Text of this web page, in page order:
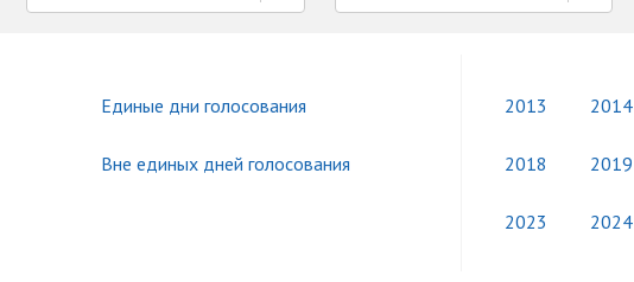
Единые дни голосования
Вне единых дней голосования
2013 2014
2018 2019
2023 2024